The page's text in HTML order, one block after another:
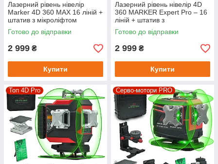
Лазерний рівень нівелір
Marker 4D 360 MAX 16 ліній +
штатив з мікроліфтом
Готово до відправки
2 999 ₴
Купити
Лазерний рівень нівелір 4D
360 MARKER Expert Pro – 16
ліній + штатив з
мікропідводкою
Готово до відправки
2 999 ₴
Купити
Топ 4D Pro Серво-мотори PRO